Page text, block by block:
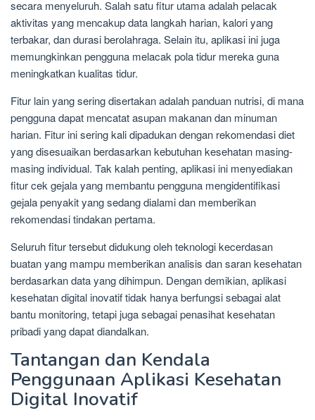
secara menyeluruh. Salah satu fitur utama adalah pelacak
aktivitas yang mencakup data langkah harian, kalori yang
terbakar, dan durasi berolahraga. Selain itu, aplikasi ini juga
memungkinkan pengguna melacak pola tidur mereka guna
meningkatkan kualitas tidur.
Fitur lain yang sering disertakan adalah panduan nutrisi, di mana
pengguna dapat mencatat asupan makanan dan minuman
harian. Fitur ini sering kali dipadukan dengan rekomendasi diet
yang disesuaikan berdasarkan kebutuhan kesehatan masing-
masing individual. Tak kalah penting, aplikasi ini menyediakan
fitur cek gejala yang membantu pengguna mengidentifikasi
gejala penyakit yang sedang dialami dan memberikan
rekomendasi tindakan pertama.
Seluruh fitur tersebut didukung oleh teknologi kecerdasan
buatan yang mampu memberikan analisis dan saran kesehatan
berdasarkan data yang dihimpun. Dengan demikian, aplikasi
kesehatan digital inovatif tidak hanya berfungsi sebagai alat
bantu monitoring, tetapi juga sebagai penasihat kesehatan
pribadi yang dapat diandalkan.
Tantangan dan Kendala
Penggunaan Aplikasi Kesehatan
Digital Inovatif